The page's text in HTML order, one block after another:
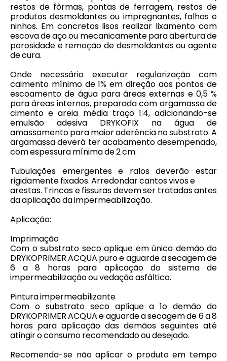
restos de fôrmas, pontas de ferragem, restos de
produtos desmoldantes ou impregnantes, falhas e
ninhos. Em concretos lisos realizar lixamento com
escova de aço ou mecanicamente para abertura de
porosidade e remoção de desmoldantes ou agente
de cura.
Onde necessário executar regularização com
caimento mínimo de 1% em direção aos pontos de
escoamento de água para áreas externas e 0,5 %
para áreas internas, preparada com argamassa de
cimento e areia média traço 1:4, adicionando-se
emulsão adesiva DRYKOFIX na água de
amassamento para maior aderência no substrato. A
argamassa deverá ter acabamento desempenado,
com espessura mínima de 2 cm.
Tubulações emergentes e ralos deverão estar
rigidamente fixados. Arredondar cantos vivos e
arestas. Trincas e fissuras devem ser tratadas antes
da aplicação da impermeabilização.
Aplicação:
Imprimação
Com o substrato seco aplique em única demão do
DRYKOPRIMER ACQUA puro e aguarde a secagem de
6 a 8 horas para aplicação do sistema de
impermeabilização ou vedação asfáltico.
Pintura impermeabilizante
Com o substrato seco aplique a 1o demão do
DRYKOPRIMER ACQUA e aguarde a secagem de 6 a 8
horas para aplicação das demãos seguintes até
atingir o consumo recomendado ou desejado.
Recomenda-se não aplicar o produto em tempo